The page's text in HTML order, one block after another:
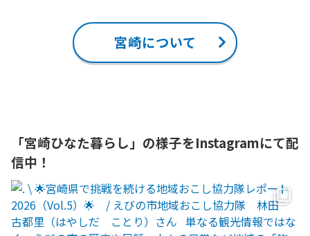
宮崎について
「宮崎ひなた暮らし」の様子をInstagramにて配
信中！